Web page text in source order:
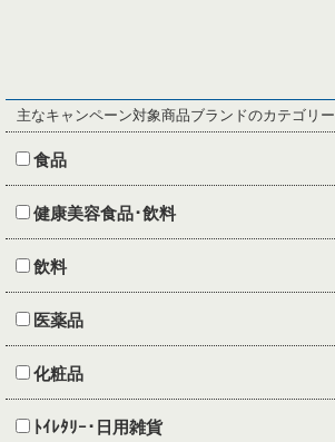
主なキャンペーン対象商品ブランドのカテゴリー
食品
健康美容食品･飲料
飲料
医薬品
化粧品
ﾄｲﾚﾀﾘｰ･日用雑貨